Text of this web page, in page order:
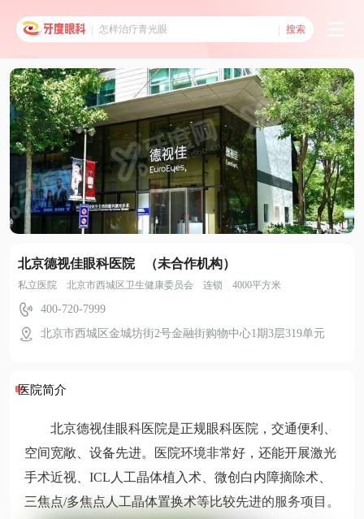
搜索
北京德视佳眼科医院 （未合作机构）
私立医院 北京市西城区卫生健康委员会 连锁 4000平方米
400-720-7999
北京市西城区金城坊街2号金融街购物中心1期3层319单元
医院简介
北京德视佳眼科医院是正规眼科医院，交通便利、
空间宽敞、设备先进。医院环境非常好，还能开展激光
手术近视、ICL人工晶体植入术、微创白内障摘除术、
三焦点/多焦点人工晶体置换术等比较先进的服务项目。